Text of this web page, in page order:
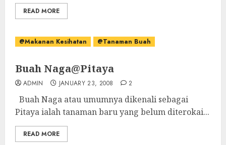
READ MORE
@Makanan Kesihatan @Tanaman Buah
Buah Naga@Pitaya
ADMIN JANUARY 23, 2008 2
Buah Naga atau umumnya dikenali sebagai
Pitaya ialah tanaman baru yang belum diterokai...
READ MORE